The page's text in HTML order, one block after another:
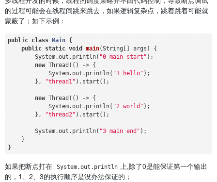
的过程可能会在线程间跳来跳去，如果逻辑复杂点，跳着跳着可能就
蒙蔽了；如下示例：
public class Main {
public static void main(String[] args)
{
        System.out.println(
"0 main start" );
new Thread(() -> {
            System.out.println(
"1 hello" );
        },
"thread1" ).start();
new Thread(() -> {
            System.out.println(
"2 world" );
        },
"thread2" ).start();
        System.out.println(
"3 main end" );
    }
如果把断点打在 System.out.println 上,除了0是能保证第一个输出
的，1、2、3的执行顺序是没办法保证的；